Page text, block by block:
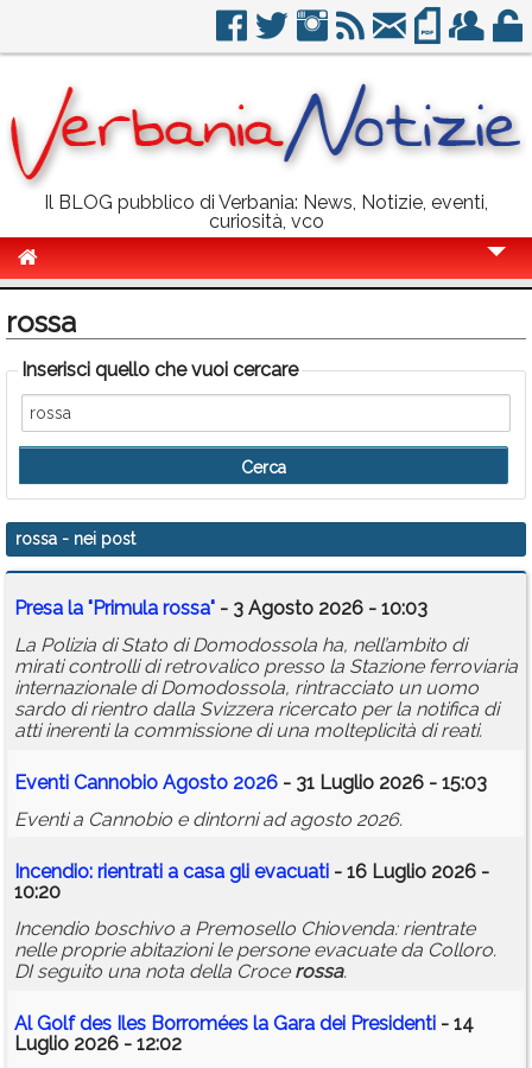
Il BLOG pubblico di Verbania: News, Notizie, eventi,
curiosità, vco
Politica
Sport
Eventi
Info Utili
Rubriche
Calendario
Annunci
rossa
Inserisci quello che vuoi cercare
rossa - nei post
Presa la "Primula rossa" - 3 Agosto 2026 - 10:03
La Polizia di Stato di Domodossola ha, nell’ambito di
mirati controlli di retrovalico presso la Stazione ferroviaria
internazionale di Domodossola, rintracciato un uomo
sardo di rientro dalla Svizzera ricercato per la notifica di
atti inerenti la commissione di una molteplicità di reati.
Eventi Cannobio Agosto 2026 - 31 Luglio 2026 - 15:03
Eventi a Cannobio e dintorni ad agosto 2026.
Incendio: rientrati a casa gli evacuati - 16 Luglio 2026 -
10:20
Incendio boschivo a Premosello Chiovenda: rientrate
nelle proprie abitazioni le persone evacuate da Colloro.
DI seguito una nota della Croce rossa.
Al Golf des Iles Borromées la Gara dei Presidenti - 14
Luglio 2026 - 12:02